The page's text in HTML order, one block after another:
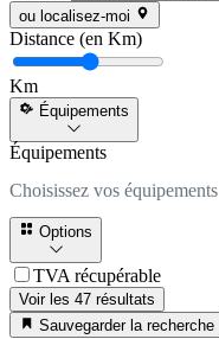
ou localisez-moi
Distance (en Km)
Km
Équipements
Équipements
Choisissez vos équipements
Options
TVA récupérable
Voir les 47 résultats
Sauvegarder la recherche